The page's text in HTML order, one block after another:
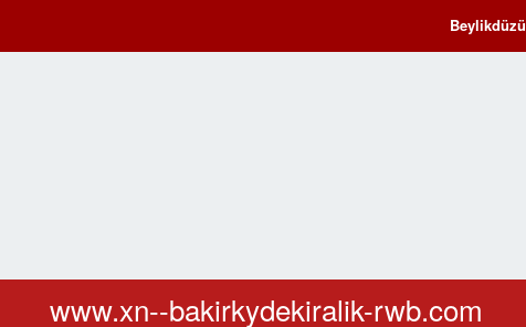
Beylikdüzü
www.xn--bakirkydekiralik-rwb.com